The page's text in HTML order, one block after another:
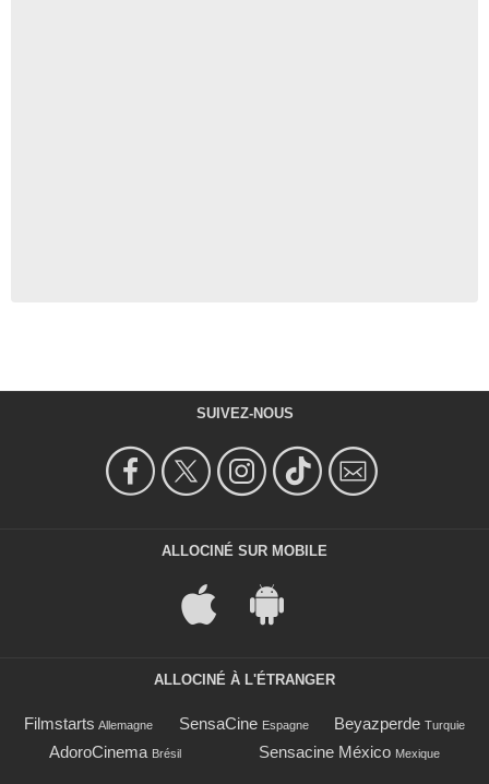
SUIVEZ-NOUS
ALLOCINÉ SUR MOBILE
ALLOCINÉ À L'ÉTRANGER
Filmstarts Allemagne SensaCine Espagne Beyazperde Turquie
AdoroCinema Brésil Sensacine México Mexique